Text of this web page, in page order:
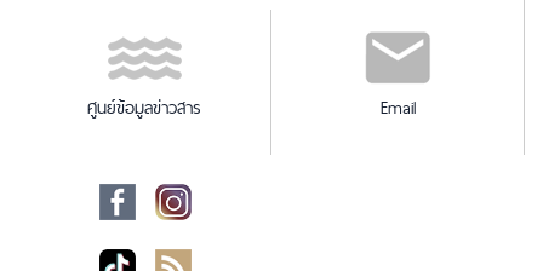
ศูนย์ข้อมูลข่าวสาร Email